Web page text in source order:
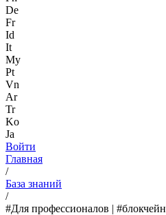
De
Fr
Id
It
My
Pt
Vn
Ar
Tr
Ko
Ja
Войти
Главная
/
База знаний
/
#Для профессионалов | #блокчейн